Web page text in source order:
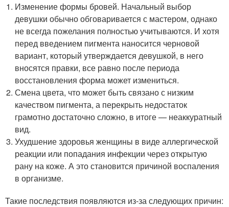
Изменение формы бровей. Начальный выбор
девушки обычно обговаривается с мастером, однако
не всегда пожелания полностью учитываются. И хотя
перед введением пигмента наносится черновой
вариант, который утверждается девушкой, в него
вносятся правки, все равно после периода
восстановления форма может измениться.
Смена цвета, что может быть связано с низким
качеством пигмента, а перекрыть недостаток
грамотно достаточно сложно, в итоге — неаккуратный
вид.
Ухудшение здоровья женщины в виде аллергической
реакции или попадания инфекции через открытую
рану на коже. А это становится причиной воспаления
в организме.
Такие последствия появляются из-за следующих причин: